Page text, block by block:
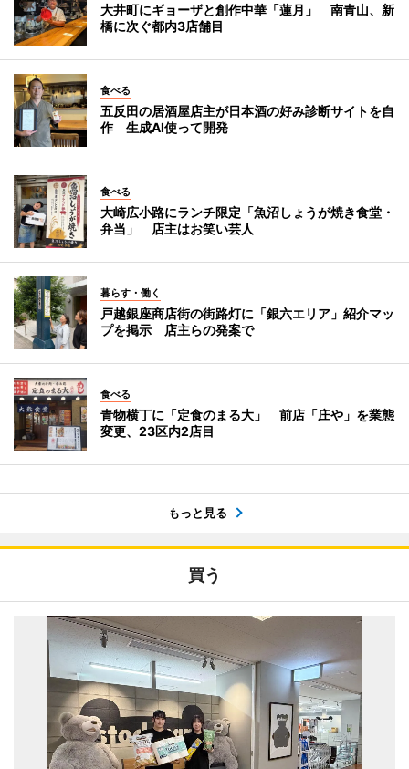
大井町にギョーザと創作中華「蓮月」 南青山、新
橋に次ぐ都内3店舗目
食べる
五反田の居酒屋店主が日本酒の好み診断サイトを自
作 生成AI使って開発
食べる
大崎広小路にランチ限定「魚沼しょうが焼き食堂・
弁当」 店主はお笑い芸人
暮らす・働く
戸越銀座商店街の街路灯に「銀六エリア」紹介マッ
プを掲示 店主らの発案で
食べる
青物横丁に「定食のまる大」 前店「庄や」を業態
変更、23区内2店目
もっと見る
買う